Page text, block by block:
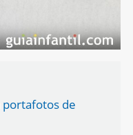
portafotos de